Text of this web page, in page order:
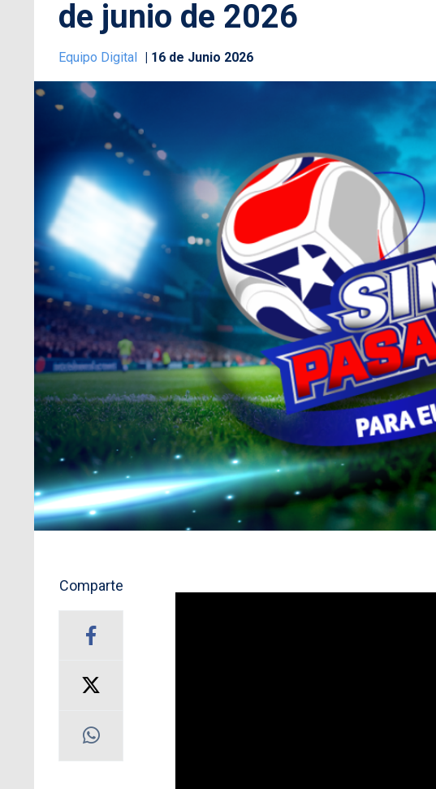
de junio de 2026
Equipo Digital 16 de Junio 2026
Comparte